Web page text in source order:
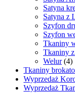
Satyna
Satyna z
Szyfon
Szyfon
Tkaniny
Tkaniny
Welur (4)
Tkaniny
Wyprzedaż
Wyprzedaż